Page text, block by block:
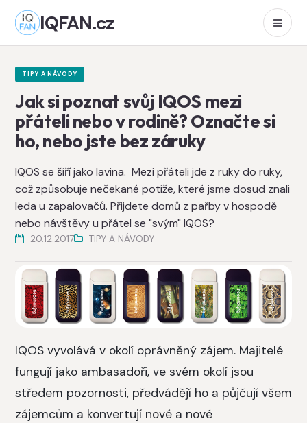
IQFAN.cz
TIPY A NÁVODY
Jak si poznat svůj IQOS mezi
přáteli nebo v rodině? Označte si
ho, nebo jste bez záruky
IQOS se šíří jako lavina. Mezi přáteli jde z ruky do ruky,
což způsobuje nečekané potíže, které jsme dosud znali
leda u zapalovačů. Přijdete domů z pařby v hospodě
nebo návštěvy u přátel se "svým" IQOS?
20.12.2017 TIPY A NÁVODY
IQOS vyvolává v okolí oprávněný zájem. Majitelé
fungují jako ambasadoři, ve svém okolí jsou
středem pozornosti, předvádějí ho a půjčují všem
zájemcům a konvertují nové a nové